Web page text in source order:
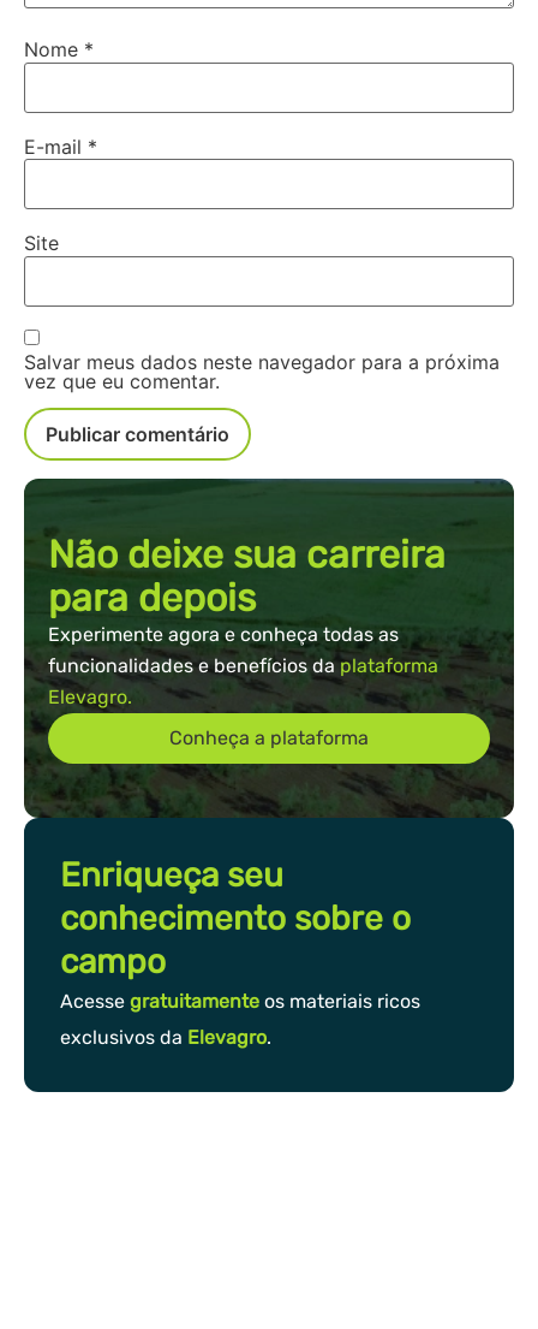
Nome *
E-mail *
Site
Salvar meus dados neste navegador para a próxima
vez que eu comentar.
Não deixe sua carreira
para depois
Experimente agora e conheça todas as
funcionalidades e benefícios daplataforma
Elevagro.
Conheça a plataforma
Enriqueça seu
conhecimento sobre o
campo
Acesse gratuitamente os materiais ricos
exclusivos da Elevagro.